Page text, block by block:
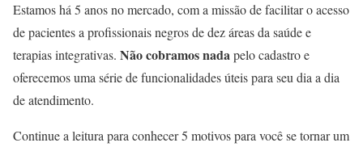
Estamos há 5 anos no mercado, com a missão de facilitar o acesso
de pacientes a profissionais negros de dez áreas da saúde e
terapias integrativas. Não cobramos nadapelo cadastro e
oferecemos uma série de funcionalidades úteis para seu dia a dia
de atendimento.
Continue a leitura para conhecer 5 motivos para você se tornar um